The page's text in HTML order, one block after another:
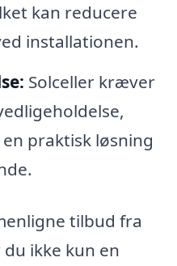
kan reducere
installationen.
Solceller kræver
praktisk løsning
tilbud fra
ikke kun en